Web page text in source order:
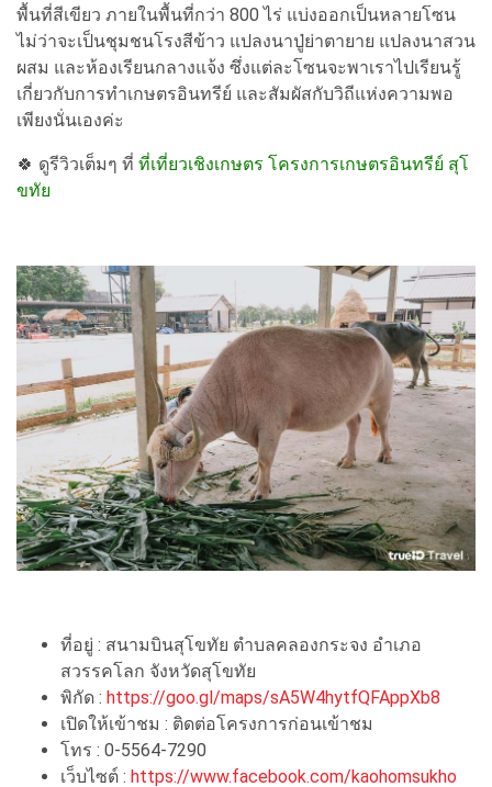
พื้นที่สีเขียว ภายในพื้นที่กว่า 800 ไร่ แบ่งออกเป็นหลายโซน
ไม่ว่าจะเป็นชุมชนโรงสีข้าว แปลงนาปู่ย่าตายาย แปลงนาสวน
ผสม และห้องเรียนกลางแจ้ง ซึ่งแต่ละโซนจะพาเราไปเรียนรู้
เกี่ยวกับการทำเกษตรอินทรีย์ และสัมผัสกับวิถีแห่งความพอ
เพียงนั่นเองค่ะ
🍀 ดูรีวิวเต็มๆ ที่ ที่เที่ยวเชิงเกษตร โครงการเกษตรอินทรีย์ สุโ
ขทัย
ที่อยู่ : สนามบินสุโขทัย ตำบลคลองกระจง อำเภอ
สวรรคโลก จังหวัดสุโขทัย
พิกัด : https://goo.gl/maps/sA5W4hytfQFAppXb8
เปิดให้เข้าชม : ติดต่อโครงการก่อนเข้าชม
โทร : 0-5564-7290
เว็บไซต์ : https://www.facebook.com/kaohomsukho